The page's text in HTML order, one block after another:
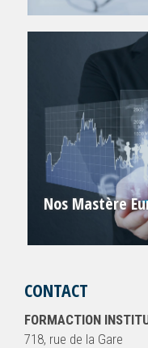
Nos Mastère
CONTACT
FORMACTION
718, rue de la Gare